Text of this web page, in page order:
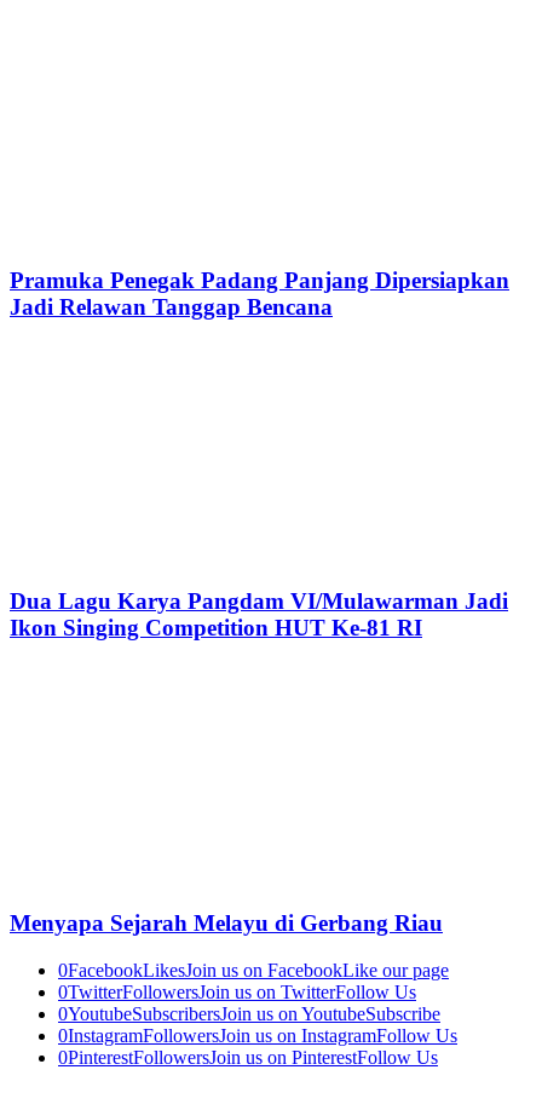
Pramuka Penegak Padang Panjang Dipersiapkan
Jadi Relawan Tanggap Bencana
Dua Lagu Karya Pangdam VI/Mulawarman Jadi
Ikon Singing Competition HUT Ke-81 RI
Menyapa Sejarah Melayu di Gerbang Riau
0FacebookLikesJoin us on FacebookLike our page
0TwitterFollowersJoin us on TwitterFollow Us
0YoutubeSubscribersJoin us on YoutubeSubscribe
0InstagramFollowersJoin us on InstagramFollow Us
0PinterestFollowersJoin us on PinterestFollow Us